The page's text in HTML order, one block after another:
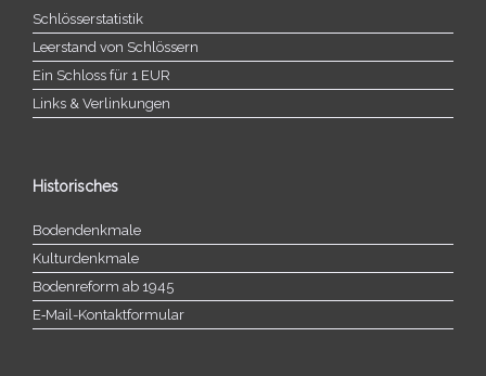
Schlösserstatistik
Leerstand von Schlössern
Ein Schloss für 1 EUR
Links & Verlinkungen
Historisches
Bodendenkmale
Kulturdenkmale
Bodenreform ab 1945
E‑Mail-​​Kontaktformular